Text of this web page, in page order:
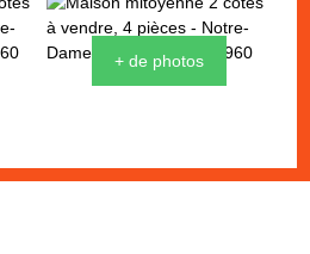
+ de photos